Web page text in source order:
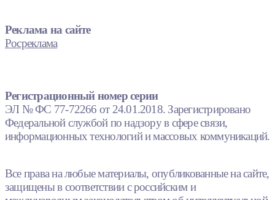
Реклама на сайте
Росреклама
Регистрационный номер серии
ЭЛ № ФС 77-72266 от 24.01.2018. Зарегистрировано
Федеральной службой по надзору в сфере связи,
информационных технологий и массовых коммуникаций.
Все права на любые материалы, опубликованные на сайте,
защищены в соответствии с российским и